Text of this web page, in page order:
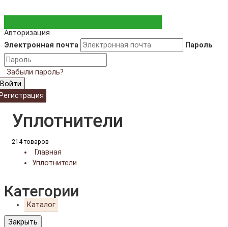
Авторизация
Электронная почта
Пароль
Забыли пароль?
Войти
Уплотнители
214 товаров
Главная
Уплотнители
Категории
Каталог
Закрыть